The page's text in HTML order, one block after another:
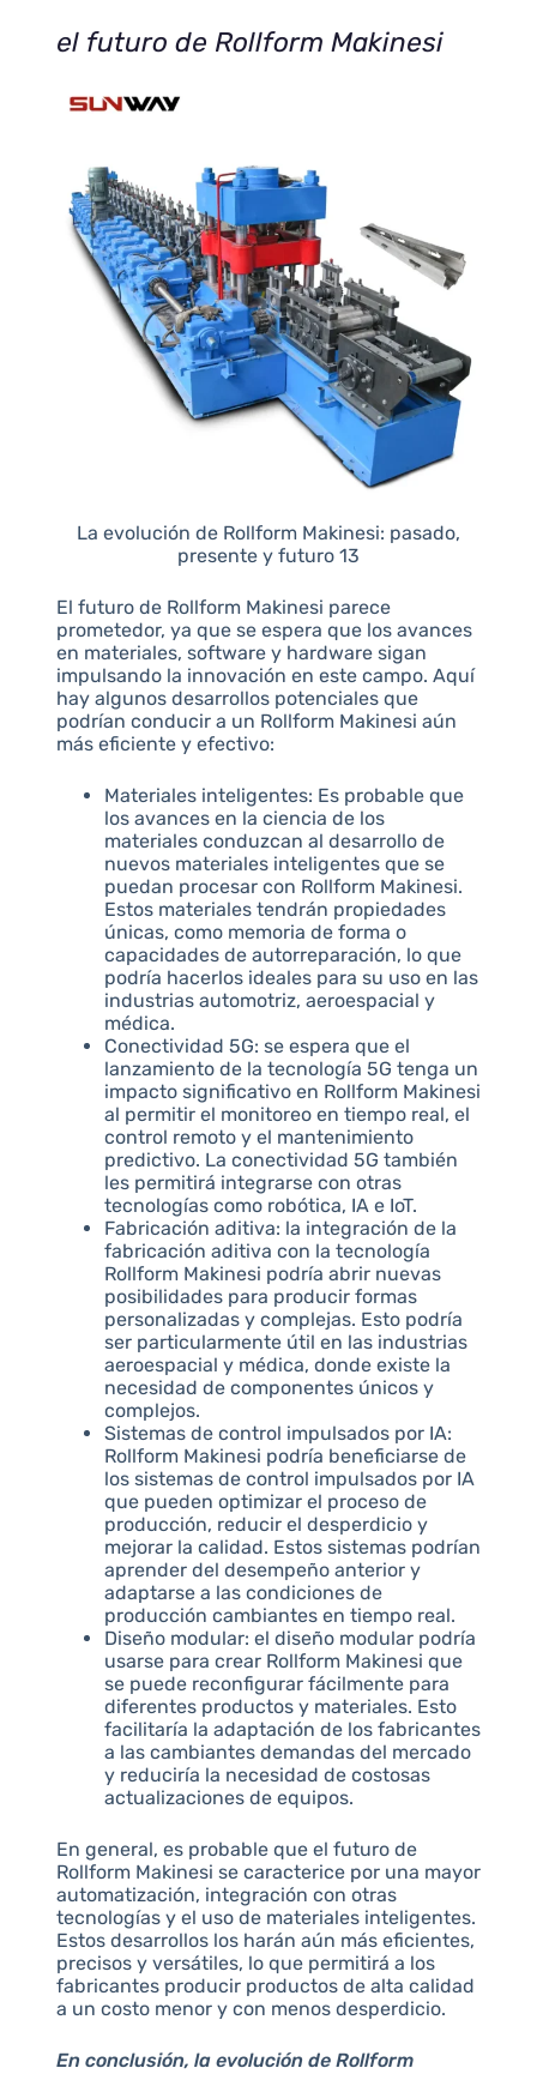
el futuro de Rollform Makinesi
La evolución de Rollform Makinesi: pasado,
presente y futuro 13
El futuro de Rollform Makinesi parece
prometedor, ya que se espera que los avances
en materiales, software y hardware sigan
impulsando la innovación en este campo. Aquí
hay algunos desarrollos potenciales que
podrían conducir a un Rollform Makinesi aún
más eficiente y efectivo:
Materiales inteligentes: Es probable que
los avances en la ciencia de los
materiales conduzcan al desarrollo de
nuevos materiales inteligentes que se
puedan procesar con Rollform Makinesi.
Estos materiales tendrán propiedades
únicas, como memoria de forma o
capacidades de autorreparación, lo que
podría hacerlos ideales para su uso en las
industrias automotriz, aeroespacial y
médica.
Conectividad 5G: se espera que el
lanzamiento de la tecnología 5G tenga un
impacto significativo en Rollform Makinesi
al permitir el monitoreo en tiempo real, el
control remoto y el mantenimiento
predictivo. La conectividad 5G también
les permitirá integrarse con otras
tecnologías como robótica, IA e IoT.
Fabricación aditiva: la integración de la
fabricación aditiva con la tecnología
Rollform Makinesi podría abrir nuevas
posibilidades para producir formas
personalizadas y complejas. Esto podría
ser particularmente útil en las industrias
aeroespacial y médica, donde existe la
necesidad de componentes únicos y
complejos.
Sistemas de control impulsados por IA:
Rollform Makinesi podría beneficiarse de
los sistemas de control impulsados por IA
que pueden optimizar el proceso de
producción, reducir el desperdicio y
mejorar la calidad. Estos sistemas podrían
aprender del desempeño anterior y
adaptarse a las condiciones de
producción cambiantes en tiempo real.
Diseño modular: el diseño modular podría
usarse para crear Rollform Makinesi que
se puede reconfigurar fácilmente para
diferentes productos y materiales. Esto
facilitaría la adaptación de los fabricantes
a las cambiantes demandas del mercado
y reduciría la necesidad de costosas
actualizaciones de equipos.
En general, es probable que el futuro de
Rollform Makinesi se caracterice por una mayor
automatización, integración con otras
tecnologías y el uso de materiales inteligentes.
Estos desarrollos los harán aún más eficientes,
precisos y versátiles, lo que permitirá a los
fabricantes producir productos de alta calidad
a un costo menor y con menos desperdicio.
En conclusión, la evolución de Rollform